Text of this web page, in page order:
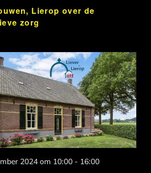
Lierop over de
zorg
2024 om 10:00 - 16:00